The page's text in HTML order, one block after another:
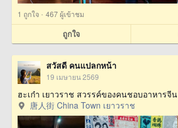
1 ถูกใจ · 467 ผู้เข้าชม
ถูกใจ
สวัสดี คนแปลกหน้า
19 เมษายน 2569
ฮะเก๋า เยาวราช สวรรค์ของคนชอบอาหารจีน
唐人街 China Town เยาวราช